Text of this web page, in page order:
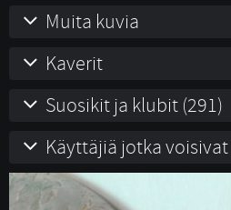
Muita kuvia
Kaverit
Suosikit ja klubit (291)
Käyttäjiä jotka